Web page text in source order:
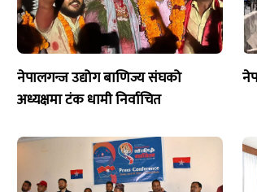
नेपालगन्ज उद्योग बाणिज्य संघको
अध्यक्षमा टंक धामी निर्वाचित